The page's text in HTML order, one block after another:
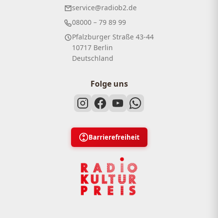
service@radiob2.de
08000 – 79 89 99
Pfalzburger Straße 43-44
10717 Berlin
Deutschland
Folge uns
Barrierefreiheit